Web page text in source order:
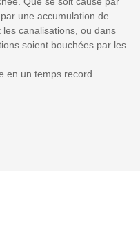
une accumulation de
canalisations, ou dans
soient bouchées par les
en un temps record.